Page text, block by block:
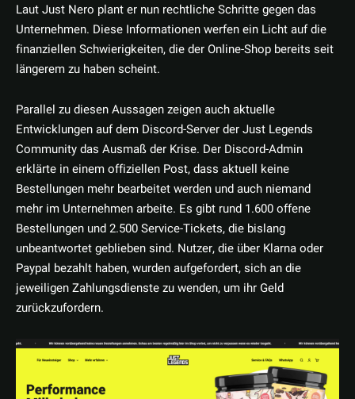
Laut Just Nero plant er nun rechtliche Schritte gegen das
Unternehmen. Diese Informationen werfen ein Licht auf die
finanziellen Schwierigkeiten, die der Online-Shop bereits seit
längerem zu haben scheint.
Parallel zu diesen Aussagen zeigen auch aktuelle
Entwicklungen auf dem Discord-Server der Just Legends
Community das Ausmaß der Krise. Der Discord-Admin
erklärte in einem offiziellen Post, dass aktuell keine
Bestellungen mehr bearbeitet werden und auch niemand
mehr im Unternehmen arbeite. Es gibt rund 1.600 offene
Bestellungen und 2.500 Service-Tickets, die bislang
unbeantwortet geblieben sind. Nutzer, die über Klarna oder
Paypal bezahlt haben, wurden aufgefordert, sich an die
jeweiligen Zahlungsdienste zu wenden, um ihr Geld
zurückzufordern.